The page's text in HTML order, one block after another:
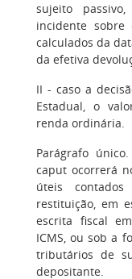
sujeito
incidente sobre
calculados da
da efetiva
II - caso a
Estadual, o
renda ordinária.
Parágrafo único.
caput ocorrerá
úteis
restituição, em
escrita fiscal
ICMS, ou sob a
tributários de
depositante.